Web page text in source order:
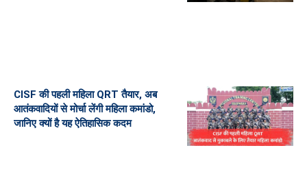
CISF की पहली महिला QRT तैयार, अब
आतंकवादियों से मोर्चा लेंगी महिला कमांडो,
जानिए क्यों है यह ऐतिहासिक कदम